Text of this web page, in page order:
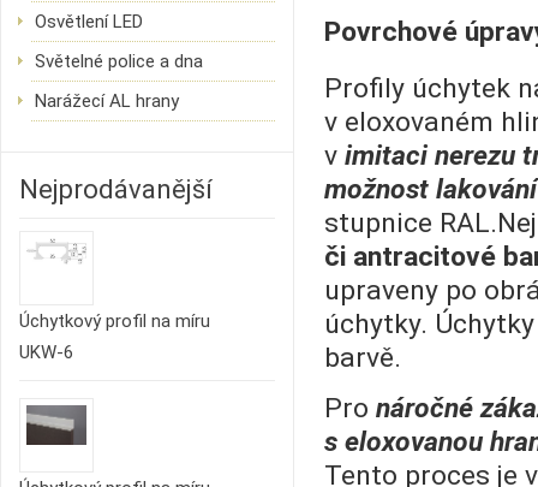
Osvětlení LED
Světelné police a dna
Narážecí AL hrany
Nejprodávanější
Úchytkový profil na míru
UKW-6
Povrchové
Profily úchytek
v eloxovaném
v imitaci nerezu
možnost lakování
stupnice
či antracitové
upraveny po
úchytky.
barvě.
Pro náročné
s eloxovanou
Tento proces je